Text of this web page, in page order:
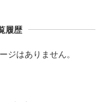
履歴
ジはありません。